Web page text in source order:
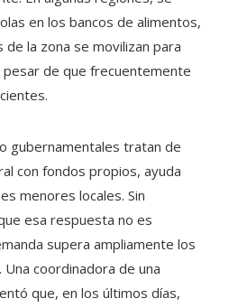
en los bancos de alimentos,
la zona se movilizan para
pesar de que frecuentemente
gubernamentales tratan de
con fondos propios, ayuda
menores locales. Sin
esa respuesta no es
supera ampliamente los
coordinadora de una
que, en los últimos días,